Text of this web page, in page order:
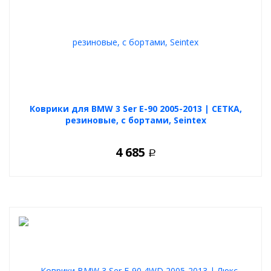
Коврики для BMW 3 Ser E-90 2005-2013 | СЕТКА,
резиновые, с бортами, Seintex
4 685 Р